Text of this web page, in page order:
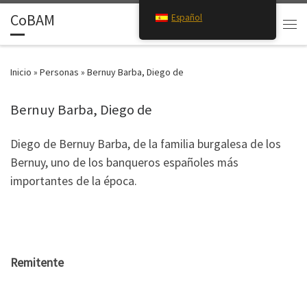
Saltar al contenido
CoBAM
Search
Inicio » Personas » Bernuy Barba, Diego de
Bernuy Barba, Diego de
Diego de Bernuy Barba, de la familia burgalesa de los
Bernuy, uno de los banqueros españoles más
importantes de la época.
Remitente
Español